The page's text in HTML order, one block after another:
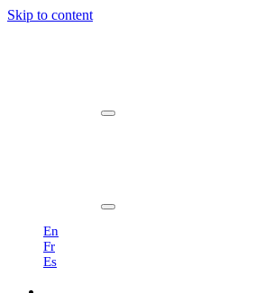
Skip to content
En
Fr
Es